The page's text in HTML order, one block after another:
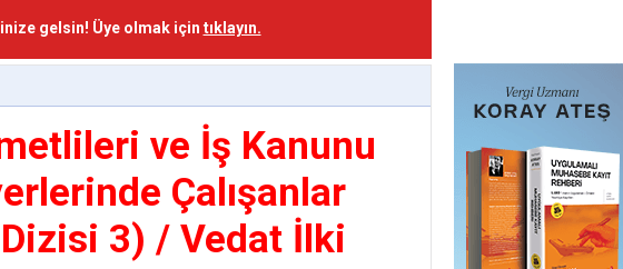
gelsin! Üye olmak için tıklayın.
ve İş Kanunu
Çalışanlar
Dizisi 3) / Vedat İlki